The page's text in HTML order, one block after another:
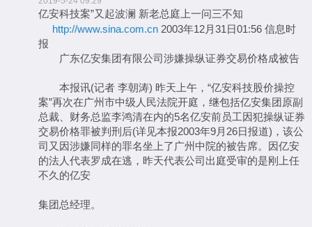
亿安科技案”又起波澜 新老总庭上一问三不知
http://www.sina.com.cn 2003年12月31日01:56 信息时
报
广东亿安集团有限公司涉嫌操纵证券交易价格成被告
本报讯(记者 李朝涛) 昨天上午，“亿安科技股价操控
案”再次在广州市中级人民法院开庭，继包括亿安集团原副
总裁、财务总监李鸿清在内的5名亿安前员工因犯操纵证券
交易价格罪被判刑后(详见本报2003年9月26日报道)，该公
司又因涉嫌同样的罪名坐上了广州中院的被告席。因亿安
的法人代表罗成在逃，昨天代表公司出庭受审的是刚上任
不久的亿安
集团总经理。